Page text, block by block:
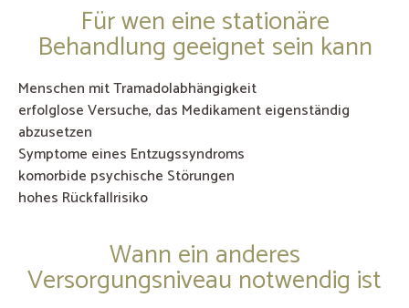
Für wen eine stationäre
Behandlung geeignet sein kann
Menschen mit Tramadolabhängigkeit
erfolglose Versuche, das Medikament eigenständig
abzusetzen
Symptome eines Entzugssyndroms
komorbide psychische Störungen
hohes Rückfallrisiko
Wann ein anderes
Versorgungsniveau notwendig ist